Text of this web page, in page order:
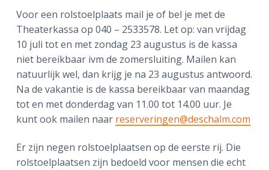
Voor een rolstoelplaats mail je of bel je met de
Theaterkassa op 040 – 2533578. Let op: van vrijdag
10 juli tot en met zondag 23 augustus is de kassa
niet bereikbaar ivm de zomersluiting. Mailen kan
natuurlijk wel, dan krijg je na 23 augustus antwoord.
Na de vakantie is de kassa bereikbaar van maandag
tot en met donderdag van 11.00 tot 14.00 uur. Je
kunt ook mailen naar reserveringen@deschalm.com
Er zijn negen rolstoelplaatsen op de eerste rij. Die
rolstoelplaatsen zijn bedoeld voor mensen die echt